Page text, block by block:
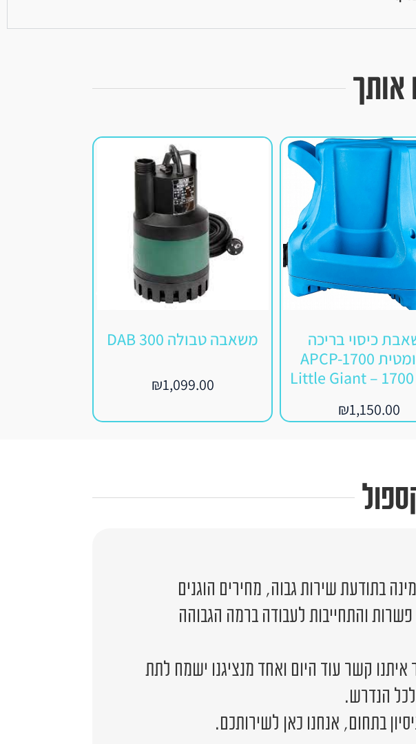
אותך
כיסוי בריכה
אוטומטית APCP-1700
Little Giant – 1700
₪1,150.00
משאבה טבולה 300 DAB
₪1,099.00
בתודעת שירות גבוה, מחירים הוגנים
והתחייבות לעבודה ברמה הגבוהה
איתנו קשר עוד היום ואחד מנציגנו ישמח לתת
הנדרש.